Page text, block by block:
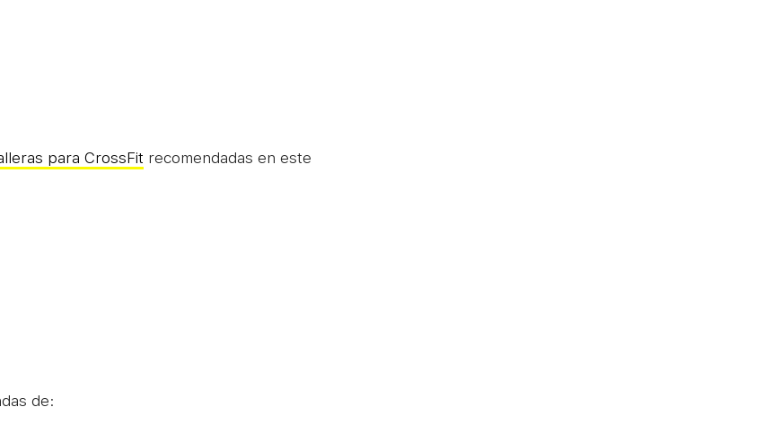
para CrossFit recomendadas en este
de: